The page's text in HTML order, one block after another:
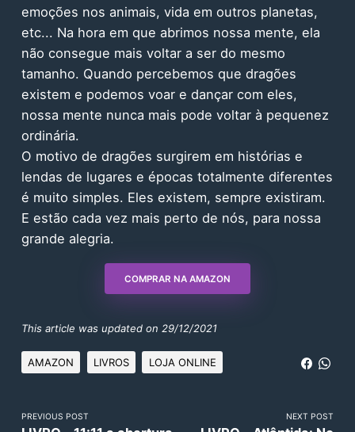
emoções nos animais, vida em outros planetas,
etc... Na hora em que abrimos nossa mente, ela
não consegue mais voltar a ser do mesmo
tamanho. Quando percebemos que dragões
existem e podemos voar e dançar com eles,
nossa mente nunca mais pode voltar à pequenez
ordinária.
O motivo de dragões surgirem em histórias e
lendas de lugares e épocas totalmente diferentes
é muito simples. Eles existem, sempre existiram.
E estão cada vez mais perto de nós, para nossa
grande alegria.
COMPRAR NA AMAZON
This article was updated on 29/12/2021
AMAZON LIVROS LOJA ONLINE
PREVIOUS POST NEXT POST